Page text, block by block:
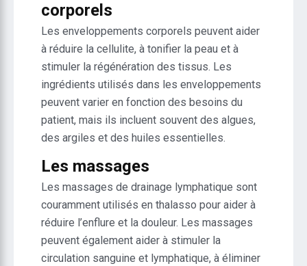
corporels
Les enveloppements corporels peuvent aider
à réduire la cellulite, à tonifier la peau et à
stimuler la régénération des tissus. Les
ingrédients utilisés dans les enveloppements
peuvent varier en fonction des besoins du
patient, mais ils incluent souvent des algues,
des argiles et des huiles essentielles.
Les massages
Les massages de drainage lymphatique sont
couramment utilisés en thalasso pour aider à
réduire l’enflure et la douleur. Les massages
peuvent également aider à stimuler la
circulation sanguine et lymphatique, à éliminer